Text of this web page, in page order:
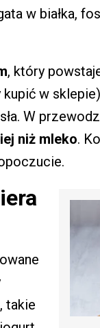
w białka,
, który
w
W
niż mleko.
takie